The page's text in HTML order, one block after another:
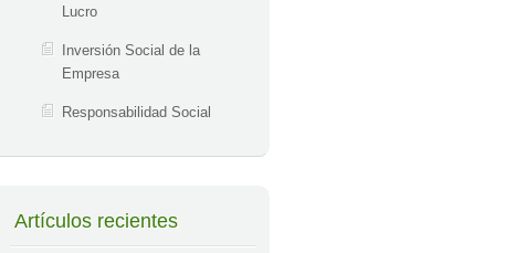
Lucro
Inversión Social de la
Empresa
Responsabilidad Social
Artículos recientes